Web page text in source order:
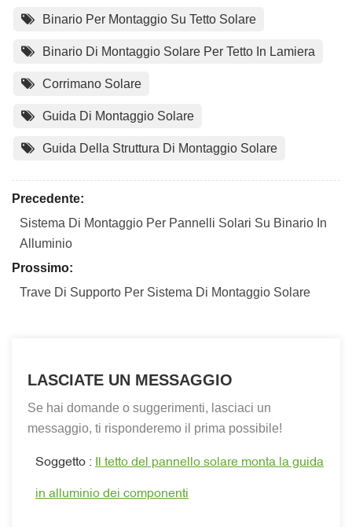
Binario Per Montaggio Su Tetto Solare
Binario Di Montaggio Solare Per Tetto In Lamiera
Corrimano Solare
Guida Di Montaggio Solare
Guida Della Struttura Di Montaggio Solare
Precedente:
Sistema Di Montaggio Per Pannelli Solari Su Binario In
Alluminio
Prossimo:
Trave Di Supporto Per Sistema Di Montaggio Solare
LASCIATE UN MESSAGGIO
Se hai domande o suggerimenti, lasciaci un
messaggio, ti risponderemo il prima possibile!
Soggetto : Il tetto del pannello solare monta la guida
in alluminio dei componenti